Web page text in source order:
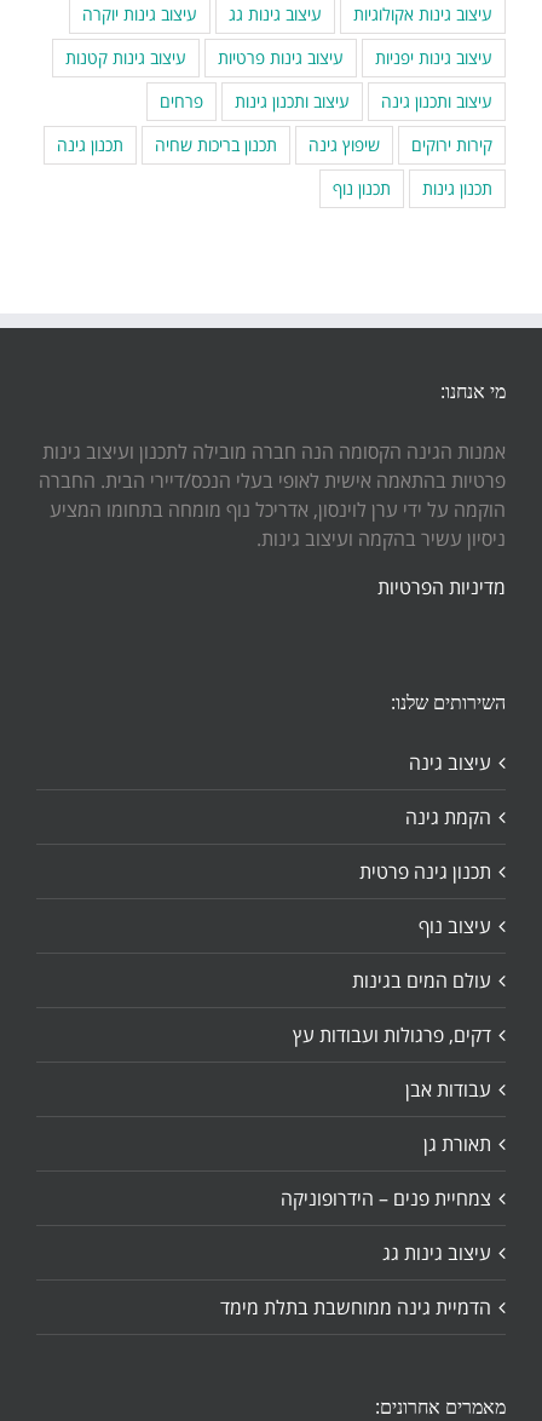
עיצוב גינות אקולוגיות
עיצוב גינות גג
עיצוב גינות יוקרה
עיצוב גינות יפניות
עיצוב גינות פרטיות
עיצוב גינות קטנות
עיצוב ותכנון גינה
עיצוב ותכנון גינות
פרחים
קירות ירוקים
שיפוץ גינה תכנון בריכות שחיה
תכנון גינה
תכנון גינות
תכנון נוף
מי אנחנו:
אמנות הגינה הקסומה הנה חברה מובילה לתכנון ועיצוב גינות
פרטיות בהתאמה אישית לאופי בעלי הנכס/דיירי הבית. החברה
הוקמה על ידי ערן לוינסון, אדריכל נוף מומחה בתחומו המציע
ניסיון עשיר בהקמה ועיצוב גינות.
מדיניות הפרטיות
השירותים שלנו:
עיצוב גינה
הקמת גינה
תכנון גינה פרטית
עיצוב נוף
עולם המים בגינות
דקים, פרגולות ועבודות עץ
עבודות אבן
תאורת גן
צמחיית פנים – הידרופוניקה
עיצוב גינות גג
הדמיית גינה ממוחשבת בתלת מימד
מאמרים אחרונים: